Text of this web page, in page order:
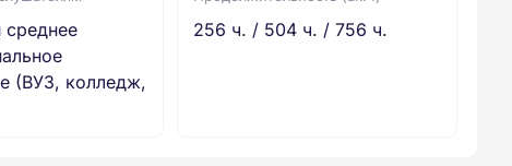
(ВУЗ, колледж,
256 ч. / 504 ч. / 756 ч.